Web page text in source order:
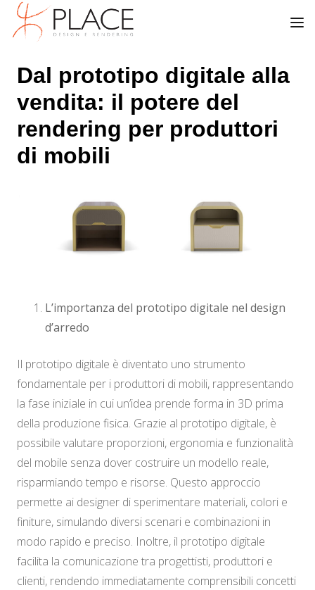
Dal prototipo digitale alla
vendita: il potere del
rendering per produttori
di mobili
L’importanza del prototipo digitale nel design
d’arredo
Il prototipo digitale è diventato uno strumento
fondamentale per i produttori di mobili, rappresentando
la fase iniziale in cui un’idea prende forma in 3D prima
della produzione fisica. Grazie al prototipo digitale, è
possibile valutare proporzioni, ergonomia e funzionalità
del mobile senza dover costruire un modello reale,
risparmiando tempo e risorse. Questo approccio
permette ai designer di sperimentare materiali, colori e
finiture, simulando diversi scenari e combinazioni in
modo rapido e preciso. Inoltre, il prototipo digitale
facilita la comunicazione tra progettisti, produttori e
clienti, rendendo immediatamente comprensibili concetti